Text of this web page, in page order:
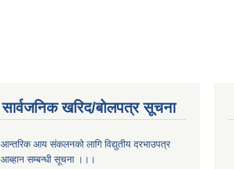
सार्वजनिक खरिद/बोलपत्र सूचना
आन्तरिक आय संकलनको लागि विद्युतीय दरभाउपत्र
आब्हान सम्बन्धी सूचना ।।।